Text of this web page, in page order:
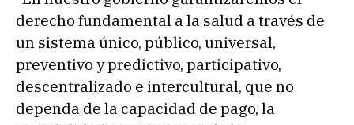
derecho fundamental a la salud a través de
un sistema único, público, universal,
preventivo y predictivo, participativo,
descentralizado e intercultural, que no
dependa de la capacidad de pago, la